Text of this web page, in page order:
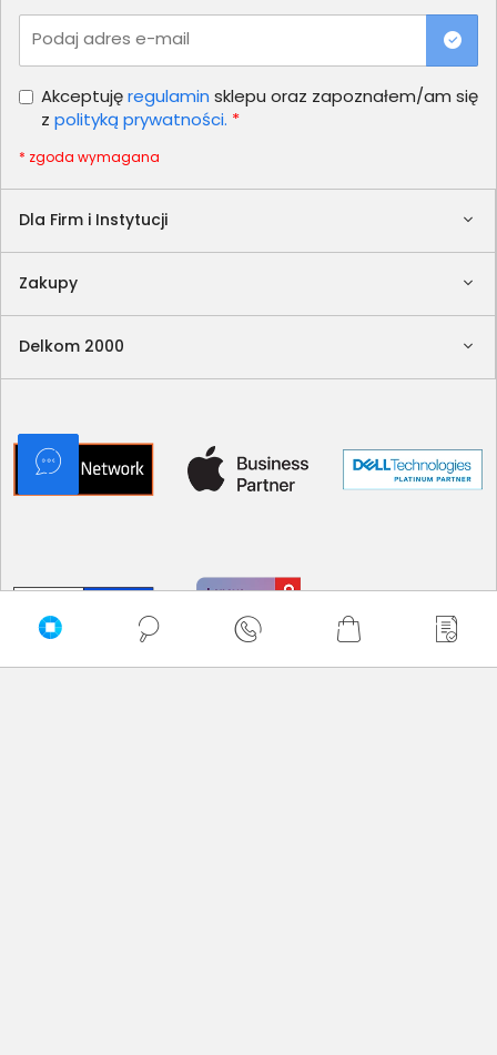
Dla Firm i Instytucji
Zakupy
Delkom 2000
Podaj adres e-mail
Akceptujęregulamin sklepu oraz zapoznałem/am się
z polityką prywatności. *
* zgoda wymagana